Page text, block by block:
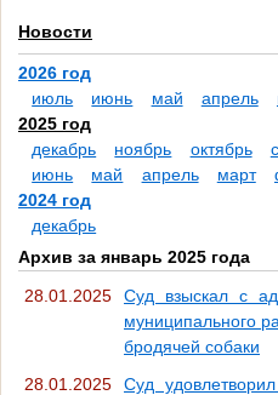
Новости
2026 год
июль
июнь май апрель
2025 год
декабрь
ноябрь октябрь
июнь
май апрель март
2024 год
декабрь
Архив за январь 2025 года
28.01.2025
Суд взыскал с
муниципального
бродячей собаки
28.01.2025
Суд